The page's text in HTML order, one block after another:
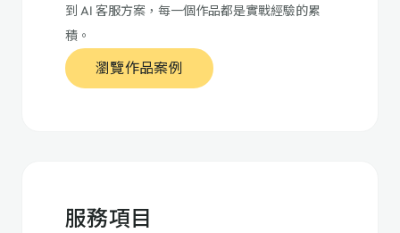
到 AI 客服方案，每一個作品都是實戰經驗的累
積。
瀏覽作品案例
服務項目